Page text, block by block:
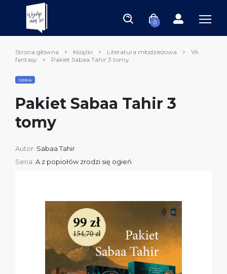
0
Strona główna Książki Literatura młodzieżowa
YA
fantasy
Pakiet Sabaa Tahir 3 tomy
SERIA
Pakiet Sabaa Tahir 3
tomy
Autor: Sabaa Tahir
Seria: A z popiołów zrodzi się ogień